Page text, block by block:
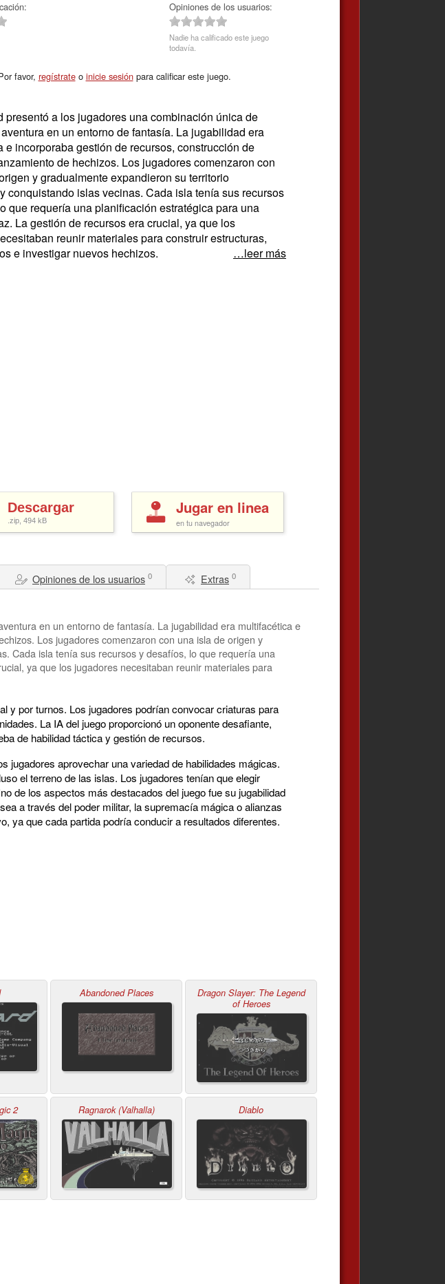
Opiniones de los usuarios:
Nadie ha calificado este juego
todavía.
favor, regístrateo inicie sesiónpara calificar este juego.
presentó a los jugadores una combinación única de
en un entorno de fantasía. La jugabilidad era
e incorporaba gestión de recursos, construcción de
de hechizos. Los jugadores comenzaron con
y gradualmente expandieron su territorio
conquistando islas vecinas. Cada isla tenía sus recursos
que requería una planificación estratégica para una
La gestión de recursos era crucial, ya que los
reunir materiales para construir estructuras,
e investigar nuevos hechizos.
…leer más
Descargar
.zip, 494 kB
Jugar en linea
en tu navegador
Opiniones de los usuarios 0 Extras 0
en un entorno de fantasía. La jugabilidad era multifacética e
Los jugadores comenzaron con una isla de origen y
Cada isla tenía sus recursos y desafíos, lo que requería una
ya que los jugadores necesitaban reunir materiales para
y por turnos. Los jugadores podrían convocar criaturas para
La IA del juego proporcionó un oponente desafiante,
de habilidad táctica y gestión de recursos.
jugadores aprovechar una variedad de habilidades mágicas.
el terreno de las islas. Los jugadores tenían que elegir
de los aspectos más destacados del juego fue su jugabilidad
a través del poder militar, la supremacía mágica o alianzas
ya que cada partida podría conducir a resultados diferentes.
Abandoned Places
Dragon Slayer: The Legend
of Heroes
2 Ragnarok (Valhalla) Diablo